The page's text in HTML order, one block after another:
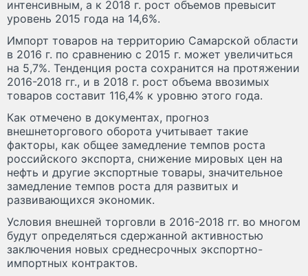
интенсивным, а к 2018 г. рост объемов превысит
уровень 2015 года на 14,6%.
Импорт товаров на территорию Самарской области
в 2016 г. по сравнению с 2015 г. может увеличиться
на 5,7%. Тенденция роста сохранится на протяжении
2016-2018 гг., и в 2018 г. рост объема ввозимых
товаров составит 116,4% к уровню этого года.
Как отмечено в документах, прогноз
внешнеторгового оборота учитывает такие
факторы, как общее замедление темпов роста
российского экспорта, снижение мировых цен на
нефть и другие экспортные товары, значительное
замедление темпов роста для развитых и
развивающихся экономик.
Условия внешней торговли в 2016-2018 гг. во многом
будут определяться сдержанной активностью
заключения новых среднесрочных экспортно-
импортных контрактов.